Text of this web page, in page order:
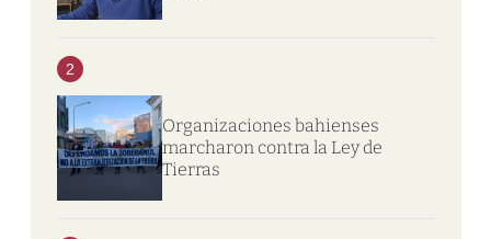
2
Organizaciones bahienses
marcharon contra la Ley de
Tierras